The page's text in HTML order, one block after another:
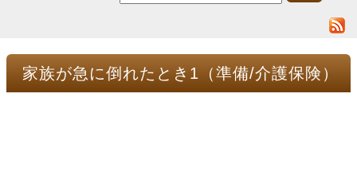
家族が急に倒れたとき1（準備/介護保険）